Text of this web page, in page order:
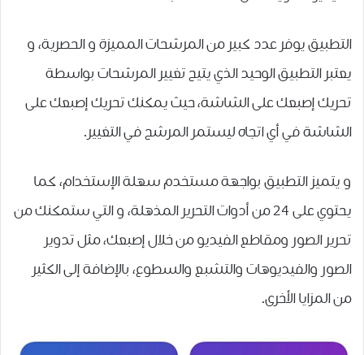
التطبيق يوفر عدد كبير من المرشحات المميزة و الحصرية، و
يعتبر التطبيق الوحيد الذي يتيح تغيير ﺍﻟﻤﺮﺷﺤﺎﺕ بواسطة
تحريك ﺇﺻﺒﻌﻚ ﻋﻠﻰ ﺍﻟﺸﺎﺷﺔ، حيث يمكنك تحريك إصبعك على
الشاشة في أي اتجاه ليستمر المرشح في التغيير.
و يتميز التطبيق بواجهة مستخدم سهلة الإستخدام، كما
يحتوي على 24 من أدوات التحرير المذهلة، و التي ستمكنك من
ﺗﺤﺮﻳﺮ ﺍﻟﺼﻮﺭ ﻭﻣﻘﺎﻃﻊ ﺍﻟﻔﻴﺪﻳﻮ ﻣﻦ ﺧﻼﻝ ﺇﺻﺒﻌﻚ، ﻣﺜﻞ ﺗﺪﻭﻳﺮ
ﺍﻟﺼﻮﺭ ﻭﺍﻟﻔﻴﺪﻳﻮﻫﺎﺕ ﻭﺍﻟﺘﺸﺒﻊ ﻭﺍﻟﺴﻄﻮﻉ، بالإضافة إلى الكثير
من المزايا الأخرى.